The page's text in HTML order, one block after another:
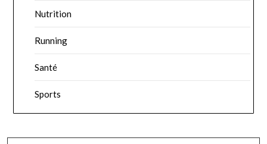
Nutrition
Running
Santé
Sports